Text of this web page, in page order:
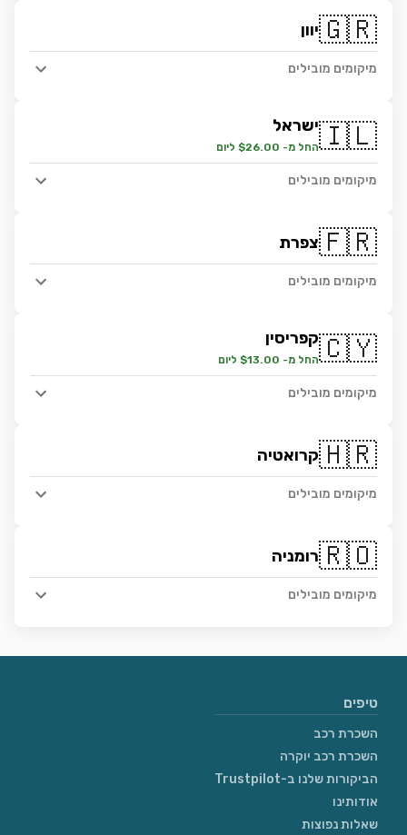
🇬🇷יוון
מיקומים מובילים
🇮🇱ישראל
החל מ- $26.00 ליום
מיקומים מובילים
🇫🇷צפרת
מיקומים מובילים
🇨🇾קפריסין
החל מ- $13.00 ליום
מיקומים מובילים
🇭🇷קרואטיה
מיקומים מובילים
🇷🇴רומניה
מיקומים מובילים
טיפים
השכרת רכב
השכרת רכב יוקרה
הביקורות שלנו ב-Trustpilot
אודותינו
שאלות נפוצות